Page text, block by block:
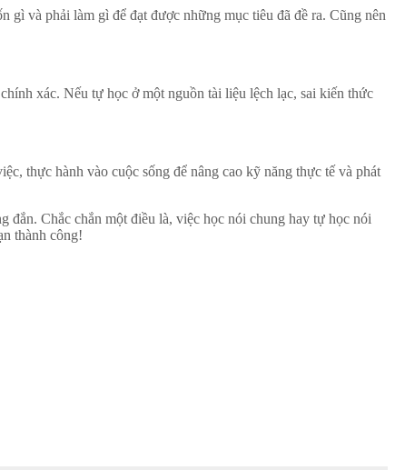
gì và phải làm gì để đạt được những mục tiêu đã đề ra. Cũng nên
xác. Nếu tự học ở một nguồn tài liệu lệch lạc, sai kiến thức
thực hành vào cuộc sống để nâng cao kỹ năng thực tế và phát
Chắc chắn một điều là, việc học nói chung hay tự học nói
thành công!